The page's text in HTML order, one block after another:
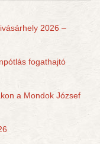
2026 –
fogathajtó
a Mondok József